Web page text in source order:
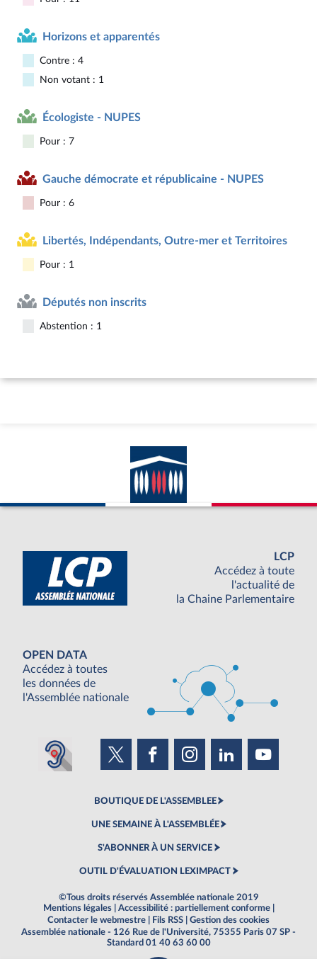
Horizons et apparentés
Contre : 4
Non votant : 1
Écologiste - NUPES
Pour : 7
Gauche démocrate et républicaine - NUPES
Pour : 6
Libertés, Indépendants, Outre-mer et Territoires
Pour : 1
Députés non inscrits
Abstention : 1
LCP
Accédez à toute
l'actualité de
la Chaine Parlementaire
OPEN DATA
Accédez à toutes
les données de
l'Assemblée nationale
BOUTIQUE DE L'ASSEMBLEE
UNE SEMAINE À L'ASSEMBLÉE
S'ABONNER À UN SERVICE
OUTIL D'ÉVALUATION LEXIMPACT
©Tous droits réservés Assemblée nationale 2019
Mentions légales
Accessibilité : partiellement conforme
Contacter le webmestre
Fils RSS
Gestion des cookies
Assemblée nationale - 126 Rue de l'Université, 75355 Paris 07 SP -
Standard 01 40 63 60 00